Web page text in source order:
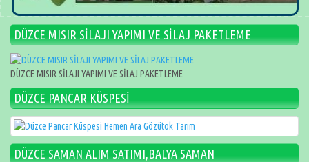
DÜZCE MISIR SİLAJI YAPIMI VE SİLAJ PAKETLEME
DÜZCE MISIR SİLAJI YAPIMI VE SİLAJ PAKETLEME
DÜZCE PANCAR KÜSPESİ
DÜZCE SAMAN ALIM SATIMI,BALYA SAMAN